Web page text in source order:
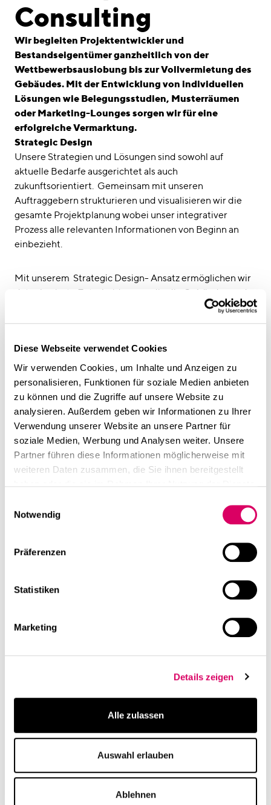
Diese Webseite verwendet Cookies
Wir verwenden Cookies, um Inhalte und Anzeigen zu
personalisieren, Funktionen für soziale Medien anbieten
zu können und die Zugriffe auf unsere Website zu
analysieren. Außerdem geben wir Informationen zu Ihrer
Verwendung unserer Website an unsere Partner für
soziale Medien, Werbung und Analysen weiter. Unsere
Partner führen diese Informationen möglicherweise mit
weiteren Daten zusammen, die Sie ihnen bereitgestellt
Notwendig
Präferenzen
Statistiken
Marketing
Details zeigen
Alle zulassen
Auswahl erlauben
Ablehnen
linkedininstagram
English
Impressum
Datenschutz
Consulting
Wir begleiten Projektentwickler und
Bestandseigentümer ganzheitlich von der
Wettbewerbsauslobung bis zur Vollvermietung des
Gebäudes. Mit der Entwicklung von individuellen
Lösungen wie Belegungsstudien, Musterräumen
oder Marketing-Lounges sorgen wir für eine
erfolgreiche Vermarktung.
Strategic Design
Unsere Strategien und Lösungen sind sowohl auf
aktuelle Bedarfe ausgerichtet als auch
zukunftsorientiert. Gemeinsam mit unseren
Auftraggebern strukturieren und visualisieren wir die
gesamte Projektplanung wobei unser integrativer
Prozess alle relevanten Informationen von Beginn an
einbezieht.
Mit unserem Strategic Design- Ansatz ermöglichen wir
datenbasierte Entscheidungen, die die Gebäude- und
die Organisationsstruktur des Unternehmens
widerspiegeln. So reagieren wir flexibel auf sich
Anforderungen des Unternehmens und schaffen
nachhaltige und effiziente Strukturen.
Diese Seite teilen
linkedin
Weiterführende Inhalte
Consulting
News
Veröffentlichung
Bauprojekte: CSMM
hilft mit Revitalisierung
Klimaziele zu erreichen